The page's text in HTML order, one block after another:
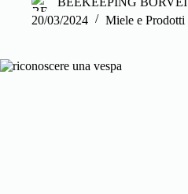
20/03/2024
Miele e Prodotti